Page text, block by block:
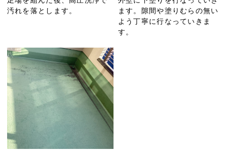
汚れを落とします。
ます。隙間や塗りむらの無い
よう丁寧に行なっていきま
す。